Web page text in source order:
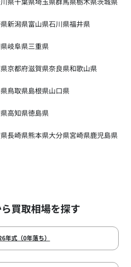
新潟県富山県石川県福井県
岐阜県三重県
京都府滋賀県奈良県和歌山県
鳥取県島根県山口県
高知県徳島県
長崎県熊本県大分県宮崎県鹿児島県
買取相場を探す
年式（0年落ち）